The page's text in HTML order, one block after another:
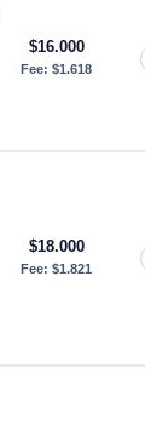
$16.000
Fee:$1.618
$18.000
Fee:$1.821